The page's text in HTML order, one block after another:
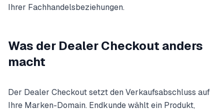
Ihrer Fachhandelsbeziehungen.
Was der Dealer Checkout anders
macht
Der Dealer Checkout setzt den Verkaufsabschluss auf
Ihre Marken-Domain. Endkunde wählt ein Produkt,